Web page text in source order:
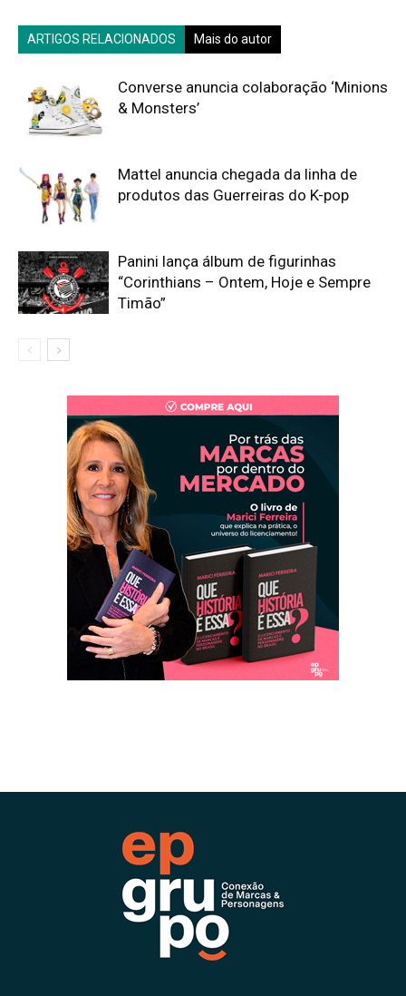
ARTIGOS RELACIONADOS Mais do autor
Converse anuncia colaboração ‘Minions
& Monsters’
Mattel anuncia chegada da linha de
produtos das Guerreiras do K-pop
Panini lança álbum de figurinhas
“Corinthians – Ontem, Hoje e Sempre
Timão”